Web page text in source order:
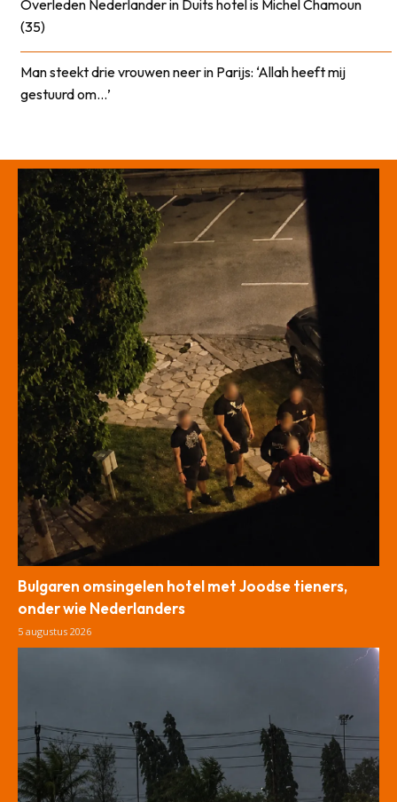
Overleden Nederlander in Duits hotel is Michel Chamoun
(35)
Man steekt drie vrouwen neer in Parijs: ‘Allah heeft mij
gestuurd om…’
Bulgaren omsingelen hotel met Joodse tieners,
onder wie Nederlanders
5 augustus 2026